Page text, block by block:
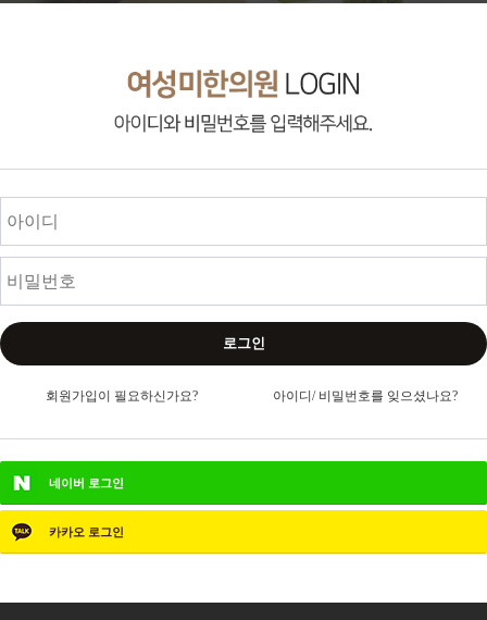
로그인
회원가입이 필요하신가요? 아이디/ 비밀번호를 잊으셨나요?
네이버 로그인
카카오 로그인